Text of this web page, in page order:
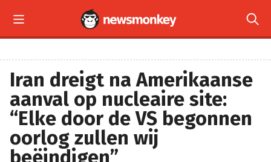
 
Iran dreigt na Amerikaanse
aanval op nucleaire site:
“Elke door de VS begonnen
oorlog zullen wij
beëindigen”